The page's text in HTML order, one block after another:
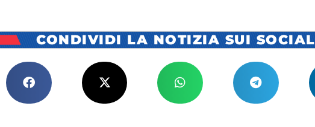
CONDIVIDI LA NOTIZIA SUI SOCIAL